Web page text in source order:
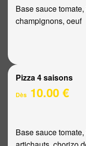
Base sauce
champignons, oeuf
Pizza 4 saisons
Dès 10.00 €
Base sauce